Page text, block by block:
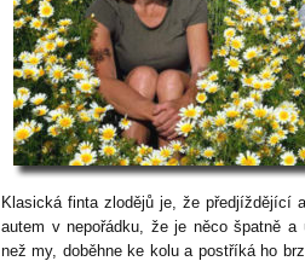
Klasická finta zlodějů je, že předjíždějící
autem v nepořádku, že je něco špatně
než my, doběhne ke kolu a postříká ho